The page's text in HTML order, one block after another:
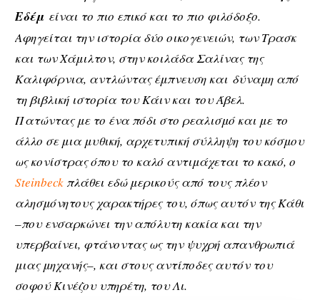
Εδέμ είναι το πιο επικό και το πιο φιλόδοξο.
Αφηγείται την ιστορία δύο οικογενειών, των Τρασκ
και των Χάμιλτον, στην κοιλάδα Σαλίνας της
Καλιφόρνια, αντλώντας έμπνευση και δύναμη από
τη βιβλική ιστορία του Κάιν και του Άβελ.
Πατώντας με το ένα πόδι στο ρεαλισμό και με το
άλλο σε μια μυθική, αρχετυπική σύλληψη του κόσμου
ως κονίστρας όπου το καλό αντιμάχεται το κακό, ο
Steinbeck πλάθει εδώ μερικούς από τους πλέον
αλησμόνητους χαρακτήρες του, όπως αυτόν της Κάθι
–που ενσαρκώνει την απόλυτη κακία και την
υπερβαίνει, φτάνοντας ως την ψυχρή απανθρωπιά
μιας μηχανής–, και στους αντίποδες αυτόν του
σοφού Κινέζου υπηρέτη, του Λι.